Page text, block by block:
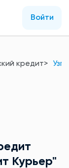
Войти
кредит
Курьер"